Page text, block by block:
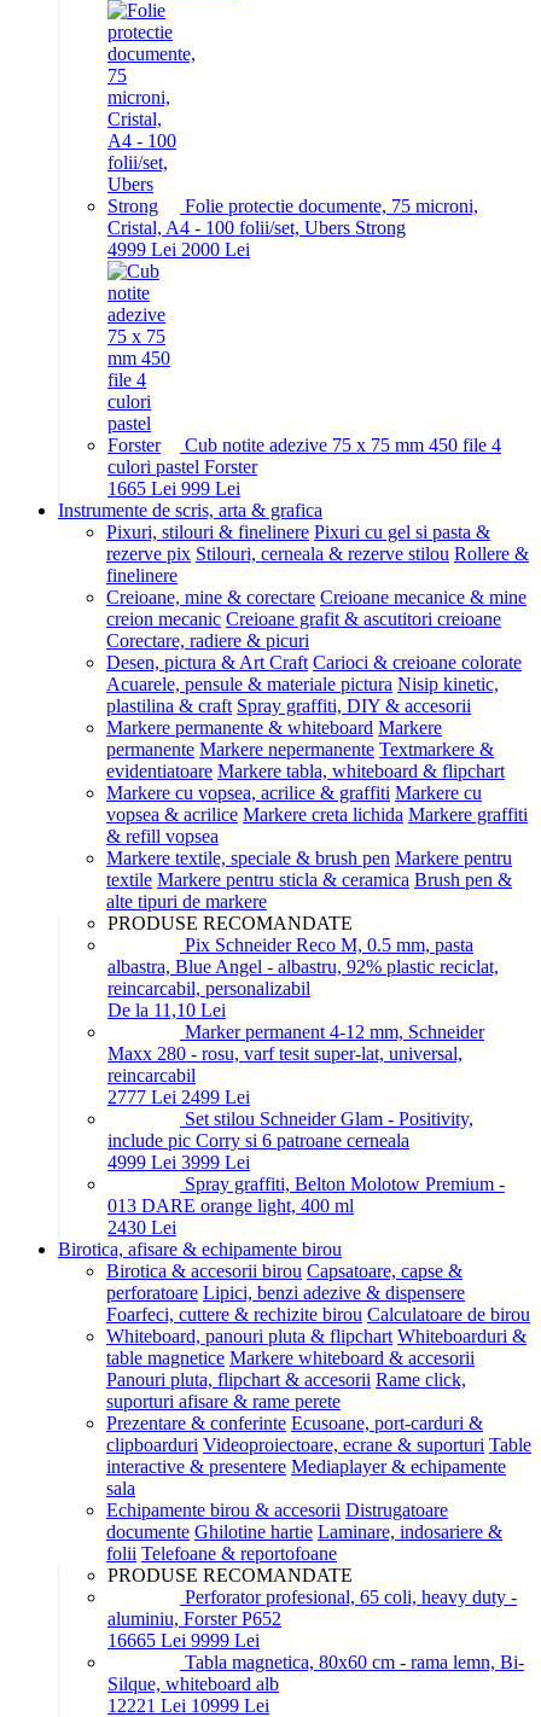
Folie protectie documente, 75 microni,
Cristal, A4 - 100 folii/set, Ubers Strong
4999 Lei 2000 Lei
Cub notite adezive 75 x 75 mm 450 file 4
culori pastel Forster
1665 Lei 999 Lei
Instrumente de scris, arta & grafica
Pixuri, stilouri & finelinere Pixuri cu gel si pasta &
rezerve pix Stilouri, cerneala & rezerve stilou Rollere &
finelinere
Creioane, mine & corectare Creioane mecanice & mine
creion mecanic Creioane grafit & ascutitori creioane
Corectare, radiere & picuri
Desen, pictura & Art Craft Carioci & creioane colorate
Acuarele, pensule & materiale pictura Nisip kinetic,
plastilina & craft Spray graffiti, DIY & accesorii
Markere permanente & whiteboard Markere
permanente Markere nepermanente Textmarkere &
evidentiatoare Markere tabla, whiteboard & flipchart
Markere cu vopsea, acrilice & graffiti Markere cu
vopsea & acrilice Markere creta lichida Markere graffiti
& refill vopsea
Markere textile, speciale & brush pen Markere pentru
textile Markere pentru sticla & ceramica Brush pen &
alte tipuri de markere
PRODUSE RECOMANDATE
Pix Schneider Reco M, 0.5 mm, pasta
albastra, Blue Angel - albastru, 92% plastic reciclat,
reincarcabil, personalizabil
De la 11,10 Lei
Marker permanent 4-12 mm, Schneider
Maxx 280 - rosu, varf tesit super-lat, universal,
reincarcabil
2777 Lei 2499 Lei
Set stilou Schneider Glam - Positivity,
include pic Corry si 6 patroane cerneala
4999 Lei 3999 Lei
Spray graffiti, Belton Molotow Premium -
013 DARE orange light, 400 ml
2430 Lei
Birotica, afisare & echipamente birou
Birotica & accesorii birou Capsatoare, capse &
perforatoare Lipici, benzi adezive & dispensere
Foarfeci, cuttere & rechizite birou Calculatoare de birou
Whiteboard, panouri pluta & flipchart Whiteboarduri &
table magnetice Markere whiteboard & accesorii
Panouri pluta, flipchart & accesorii Rame click,
suporturi afisare & rame perete
Prezentare & conferinte Ecusoane, port-carduri &
clipboarduri Videoproiectoare, ecrane & suporturi Table
interactive & presentere Mediaplayer & echipamente
sala
Echipamente birou & accesorii Distrugatoare
documente Ghilotine hartie Laminare, indosariere &
folii Telefoane & reportofoane
PRODUSE RECOMANDATE
Perforator profesional, 65 coli, heavy duty -
aluminiu, Forster P652
16665 Lei 9999 Lei
Tabla magnetica, 80x60 cm - rama lemn, Bi-
Silque, whiteboard alb
12221 Lei 10999 Lei